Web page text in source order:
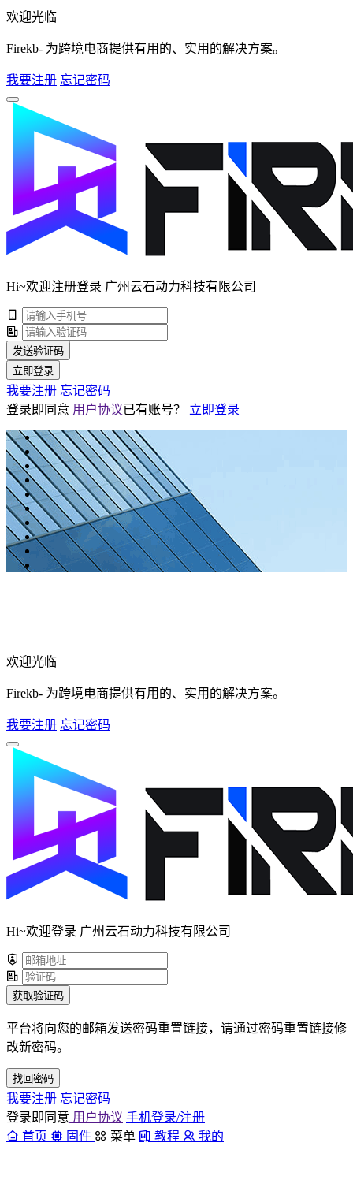
欢迎光临
Firekb- 为跨境电商提供有用的、实用的解决方案。
我要注册 忘记密码
Hi~欢迎注册登录 广州云石动力科技有限公司
发送验证码
立即登录
我要注册 忘记密码
登录即同意 用户协议已有账号？ 立即登录
欢迎光临
Firekb- 为跨境电商提供有用的、实用的解决方案。
我要注册 忘记密码
Hi~欢迎登录 广州云石动力科技有限公司
获取验证码
平台将向您的邮箱发送密码重置链接，请通过密码重置链接修
改新密码。
找回密码
我要注册 忘记密码
登录即同意 用户协议 手机登录/注册
首页
固件 菜单 教程 我的